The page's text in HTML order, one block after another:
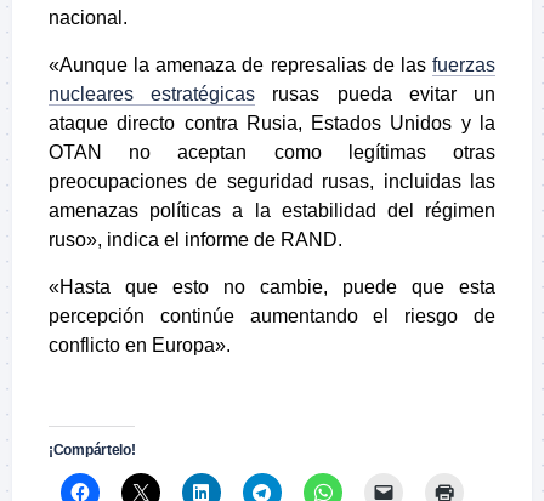
nacional.
«Aunque la amenaza de represalias de las fuerzas
nucleares estratégicas
rusas pueda evitar un
ataque directo contra Rusia, Estados Unidos y la
OTAN no aceptan como legítimas otras
preocupaciones de seguridad rusas, incluidas las
amenazas políticas a la estabilidad del régimen
ruso», indica el informe de RAND.
«Hasta que esto no cambie, puede que esta
percepción continúe aumentando el riesgo de
conflicto en Europa».
¡Compártelo!